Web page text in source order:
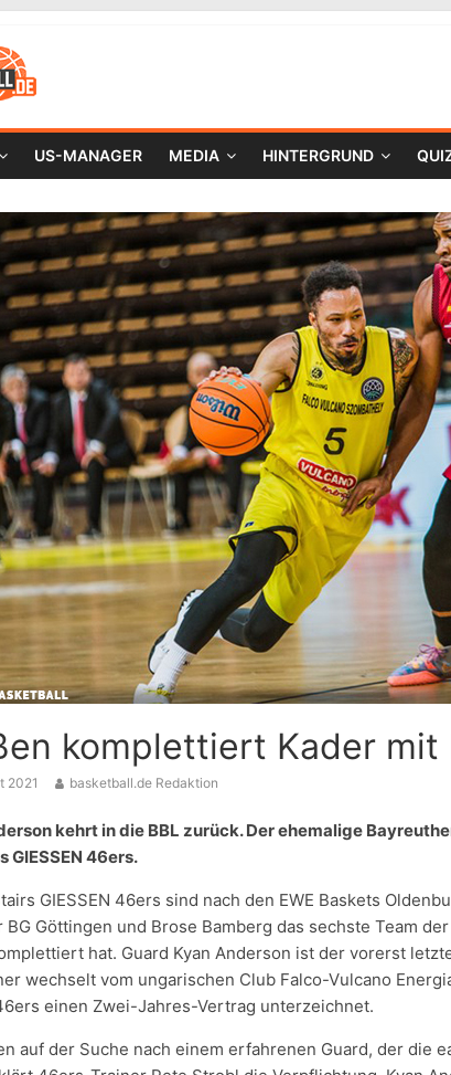
US-MANAGER MEDIA HINTERGRUND
komplettiert Kader mit
2021 basketball.de Redaktion
kehrt in die BBL zurück. Der ehemalige
GIESSEN 46ers.
GIESSEN 46ers sind nach den EWE Baskets
BG Göttingen und Brose Bamberg das sechste Team
hat. Guard Kyan Anderson ist der vorerst
wechselt vom ungarischen Club Falco-Vulcano
einen Zwei-Jahres-Vertrag unterzeichnet.
auf der Suche nach einem erfahrenen Guard, der die